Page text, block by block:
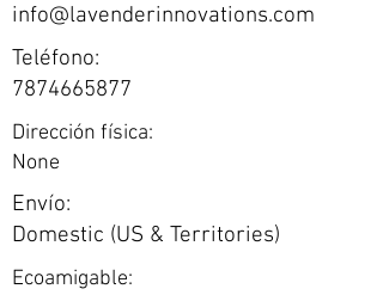
info@lavenderinnovations.com
Teléfono:
7874665877
Dirección física:
None
Envío:
Domestic (US & Territories)
Ecoamigable: